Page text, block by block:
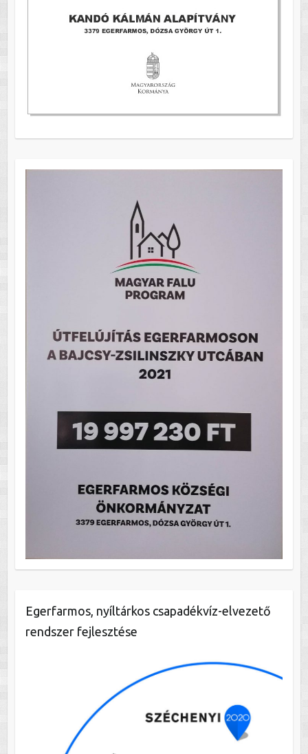
Egerfarmos, nyíltárkos csapadékvíz-elvezető
rendszer fejlesztése